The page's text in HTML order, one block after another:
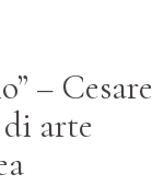
– Cesare
arte